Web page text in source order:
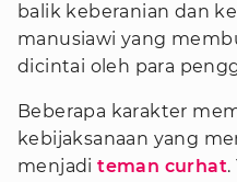
balik keberanian dan
manusiawi yang
dicintai oleh para
Beberapa karakter
kebijaksanaan yang
menjaditeman curhat